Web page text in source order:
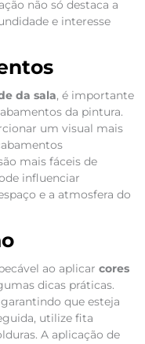
não só destaca a
e interesse
da sala, é importante
da pintura.
um visual mais
mais fáceis de
influenciar
e a atmosfera do
ao aplicar cores
dicas práticas.
que esteja
utilize fita
A aplicação de